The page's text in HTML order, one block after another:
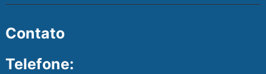
Contato
Telefone: